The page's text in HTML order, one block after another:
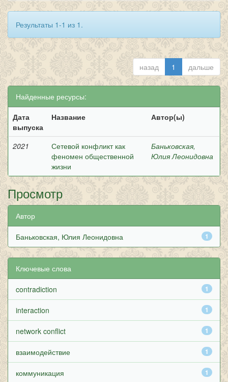
Результаты 1-1 из 1.
назад 1 дальше
Найденные ресурсы:
Дата
выпуска
Название Автор(ы)
2021
Сетевой конфликт как
феномен общественной
жизни
Баньковская,
Юлия Леонидовна
Просмотр
Автор
1
Баньковская, Юлия Леонидовна
Ключевые слова
1
contradiction
1
interaction
1
network conflict
1
взаимодействие
1
коммуникация